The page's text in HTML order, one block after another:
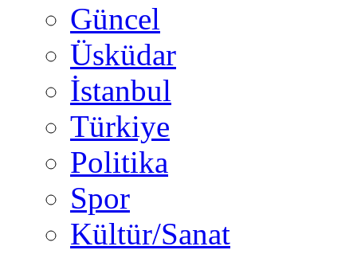
Güncel
Üsküdar
İstanbul
Türkiye
Politika
Spor
Kültür/Sanat